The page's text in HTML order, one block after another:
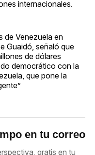
internacionales.
de Venezuela en
Guaidó, señaló que
de dólares
democrático con la
que pone la
en tu correo
gratis en tu